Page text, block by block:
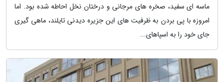
ماسه ای سفید، صخره های مرجانی و درختان نخل احاطه شده بود. اما
امروزه با پی بردن به ظرفیت های این جزیره دیدنی تایلند، ماهی گیری
جای خود را به اسپاهای...